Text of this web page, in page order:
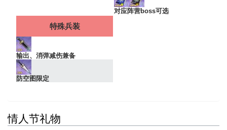
对应阵营boss可选
特殊兵装
输出、消弹减伤兼备
防空图限定
情人节礼物